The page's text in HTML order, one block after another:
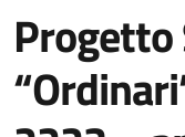
Progetto